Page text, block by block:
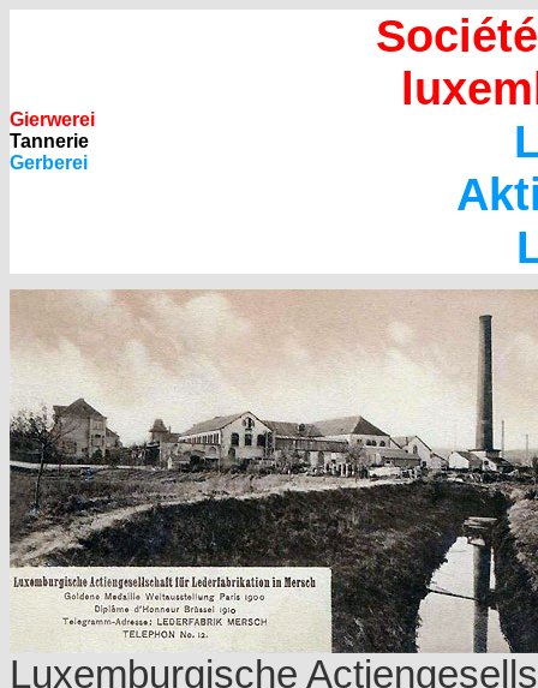
Gierwerei
Tannerie
Gerberei
Luxemburgische